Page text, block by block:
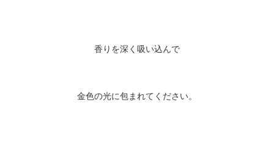
香りを深く吸い込んで
金色の光に包まれてください。